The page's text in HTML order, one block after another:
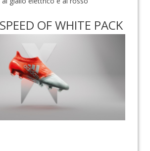
OF WHITE PACK